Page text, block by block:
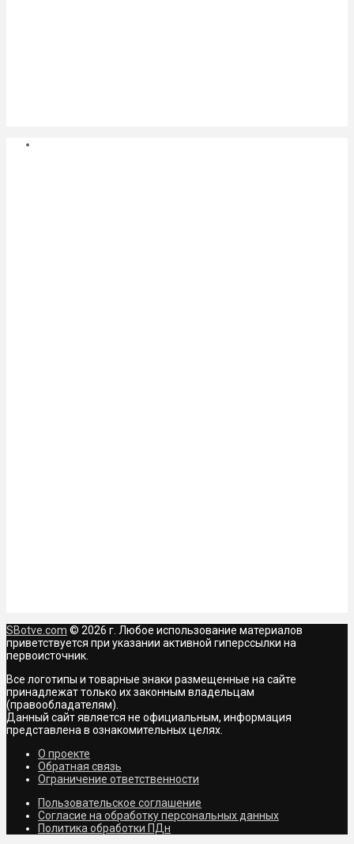
SBotve.com © 2026 г. Любое использование материалов
приветствуется при указании активной гиперссылки на
первоисточник.
Все логотипы и товарные знаки размещенные на сайте
принадлежат только их законным владельцам
(правообладателям).
Данный сайт является не официальным, информация
представлена в ознакомительных целях.
О проекте
Обратная связь
Ограничение ответственности
Пользовательское соглашение
Согласие на обработку персональных данных
Политика обработки ПДн